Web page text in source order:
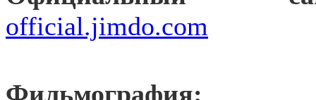
official.jimdo.com
Фильмография: